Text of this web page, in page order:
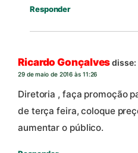
Responder
Ricardo Gonçalvesdisse:
29 de maio de 2016 às 11:26
Diretoria , faça promoção
de terça feira, coloque
aumentar o público.